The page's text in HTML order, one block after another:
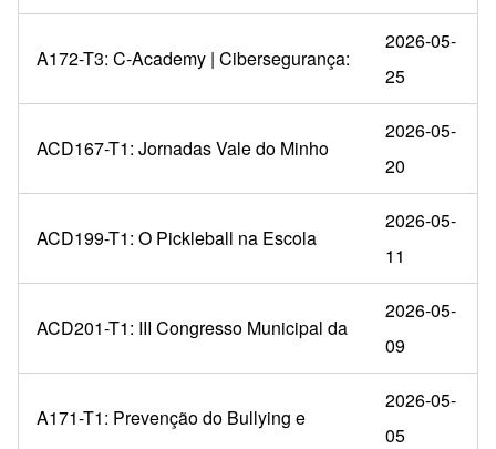
A172-T3: C-Academy | Cibersegurança:
2026-05-
25
ACD167-T1: Jornadas Vale do Minho
2026-05-
20
ACD199-T1: O Pickleball na Escola
2026-05-
11
ACD201-T1: III Congresso Municipal da
2026-05-
09
A171-T1: Prevenção do Bullying e
2026-05-
05